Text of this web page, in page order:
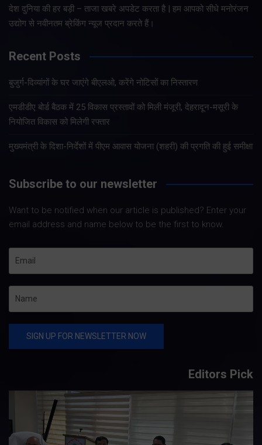
देश दुनिया की हर बड़ी – ताजा खबरे अपडेट करता है | हम आपको सीधे मनोरंजन
उद्योग से नवीनतम ब्रेकिंग न्यूज प्रदान करते हैं।
Recent Posts
बुजुर्ग-दिव्यांगों के घर जाएंगे बीएलओ, करेंगे नोटिसों का निस्तारण
एमडीडीए बोर्ड बैठक में 25 विकास प्रस्तावों को मिली मंजूरी, देहरादून-मसूरी के
नियोजित विकास को मिलेगी रफ्तार
मुख्यमंत्री के दिशा-निर्देशों में पीएम आवास योजना (शहरी) की प्रगति की हुई समीक्षा
Subscribe to our newsletter
Want to be notified when our article is published? Enter your
email address and name below to be the first to know.
Editors Pick